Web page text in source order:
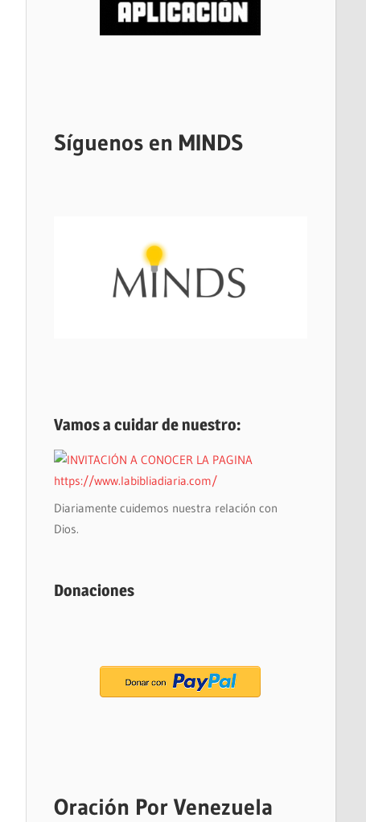
Síguenos en MINDS
Vamos a cuidar de nuestro:
Diariamente cuidemos nuestra relación con
Dios.
Donaciones
Oración Por Venezuela